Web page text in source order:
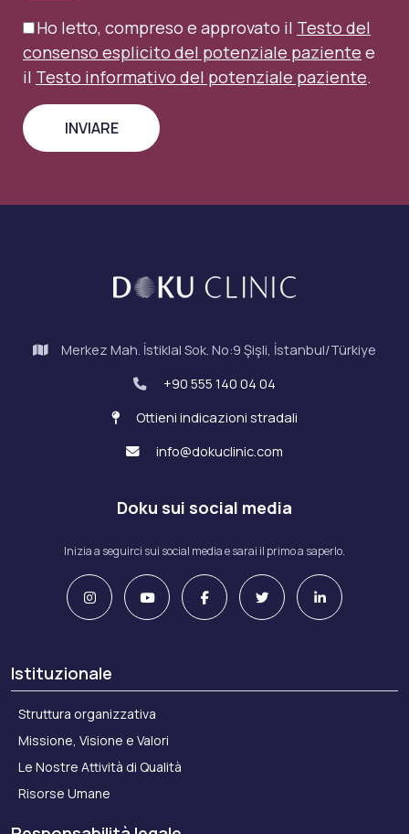
Ho letto, compreso e approvato il Testo del
consenso esplicito del potenziale paziente e
il Testo informativo del potenziale paziente.
Merkez Mah. İstiklal Sok. No:9 Şişli, İstanbul/Türkiye
+90 555 140 04 04
Ottieni indicazioni stradali
info@dokuclinic.com
Doku sui social media
Inizia a seguirci sui social media e sarai il primo a saperlo.
Istituzionale
Struttura organizzativa
Missione, Visione e Valori
Le Nostre Attività di Qualità
Risorse Umane